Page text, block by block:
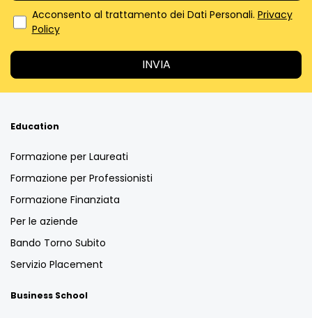
Acconsento al trattamento dei Dati Personali. Privacy
Policy
Education
Formazione per Laureati
Formazione per Professionisti
Formazione Finanziata
Per le aziende
Bando Torno Subito
Servizio Placement
Business School